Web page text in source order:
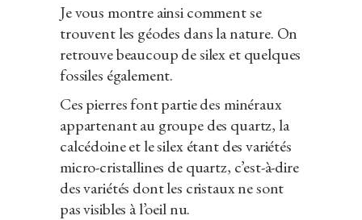
Je vous montre ainsi comment se
trouvent les géodes dans la nature. On
retrouve beaucoup de silex et quelques
fossiles également.
Ces pierres font partie des minéraux
appartenant au groupe des quartz, la
calcédoine et le silex étant des variétés
micro-cristallines de quartz, c’est-à-dire
des variétés dont les cristaux ne sont
pas visibles à l’oeil nu.